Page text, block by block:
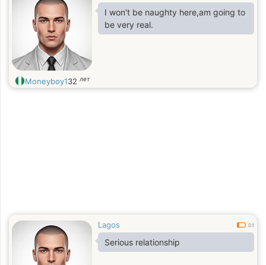
I won't be naughty here,am going to
be very real.
Moneyboy132 лет
Lagos 0.1
Serious relationship